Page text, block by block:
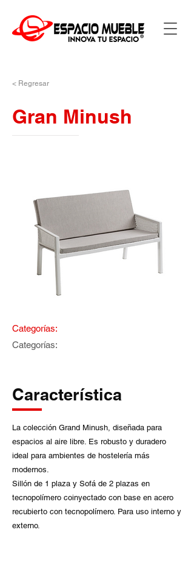
< Regresar
Gran Minush
Categorías:
Categorías:
Característica
La colección Grand Minush, diseñada para
espacios al aire libre. Es robusto y duradero
ideal para ambientes de hostelería más
modernos.
Sillón de 1 plaza y Sofá de 2 plazas en
tecnopolímero coinyectado con base en acero
recubierto con tecnopolímero. Para uso interno y
externo.